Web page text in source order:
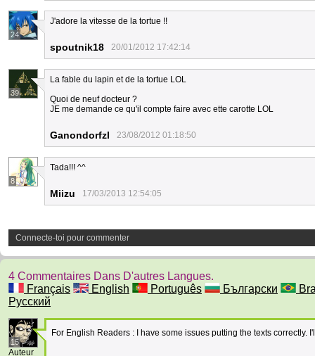
24
J'adore la vitesse de la tortue !!
spoutnik18 20/01/2012 17:42:14
39
La fable du lapin et de la tortue LOL
Quoi de neuf docteur ?
JE me demande ce qu'il compte faire avec ette carotte LOL
Ganondorfzl 23/08/2012 01:18:50
8
Tada!!! ^^
Miizu 17/03/2013 12:54:05
Connecte-toi pour commenter
4 Commentaires Dans D'autres Langues.
Français
English Português Български
Русский
15
Auteur
For English Readers : I have some issues putting the texts correctly.